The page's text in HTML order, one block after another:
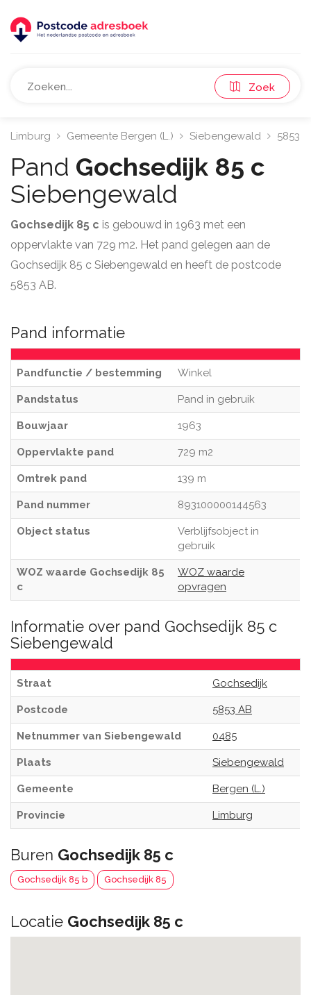
Zoek
Limburg Gemeente Bergen (L.) Siebengewald 5853
Pand Gochsedijk 85 c
Siebengewald
Gochsedijk 85 c is gebouwd in 1963 met een
oppervlakte van 729 m2. Het pand gelegen aan de
Gochsedijk 85 c Siebengewald en heeft de postcode
5853 AB.
Pand informatie
Pandfunctie / bestemming Winkel
Pandstatus Pand in gebruik
Bouwjaar 1963
Oppervlakte pand 729 m2
Omtrek pand 139 m
Pand nummer 893100000144563
Object status
Verblijfsobject in
gebruik
WOZ waarde Gochsedijk 85
c
WOZ waarde
opvragen
Informatie over pand Gochsedijk 85 c
Siebengewald
Straat Gochsedijk
Postcode 5853 AB
Netnummer van Siebengewald 0485
Plaats Siebengewald
Gemeente Bergen (L.)
Provincie Limburg
Buren Gochsedijk 85 c
Gochsedijk 85 b Gochsedijk 85
Locatie Gochsedijk 85 c